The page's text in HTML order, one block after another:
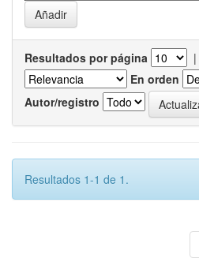
Resultados por página |
En orden
Autor/registro
Resultados 1-1 de 1.